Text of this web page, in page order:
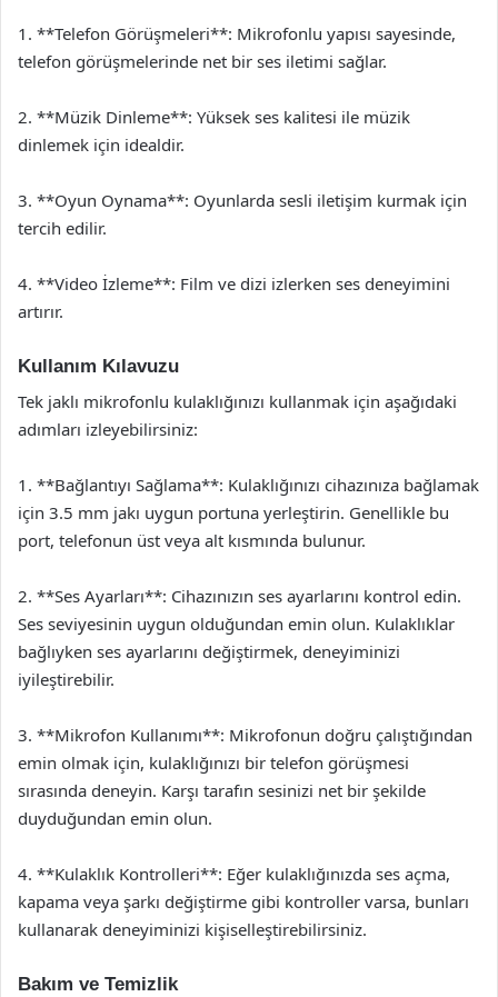
1. **Telefon Görüşmeleri**: Mikrofonlu yapısı sayesinde,
telefon görüşmelerinde net bir ses iletimi sağlar.
2. **Müzik Dinleme**: Yüksek ses kalitesi ile müzik
dinlemek için idealdir.
3. **Oyun Oynama**: Oyunlarda sesli iletişim kurmak için
tercih edilir.
4. **Video İzleme**: Film ve dizi izlerken ses deneyimini
artırır.
Kullanım Kılavuzu
Tek jaklı mikrofonlu kulaklığınızı kullanmak için aşağıdaki
adımları izleyebilirsiniz:
1. **Bağlantıyı Sağlama**: Kulaklığınızı cihazınıza bağlamak
için 3.5 mm jakı uygun portuna yerleştirin. Genellikle bu
port, telefonun üst veya alt kısmında bulunur.
2. **Ses Ayarları**: Cihazınızın ses ayarlarını kontrol edin.
Ses seviyesinin uygun olduğundan emin olun. Kulaklıklar
bağlıyken ses ayarlarını değiştirmek, deneyiminizi
iyileştirebilir.
3. **Mikrofon Kullanımı**: Mikrofonun doğru çalıştığından
emin olmak için, kulaklığınızı bir telefon görüşmesi
sırasında deneyin. Karşı tarafın sesinizi net bir şekilde
duyduğundan emin olun.
4. **Kulaklık Kontrolleri**: Eğer kulaklığınızda ses açma,
kapama veya şarkı değiştirme gibi kontroller varsa, bunları
kullanarak deneyiminizi kişiselleştirebilirsiniz.
Bakım ve Temizlik